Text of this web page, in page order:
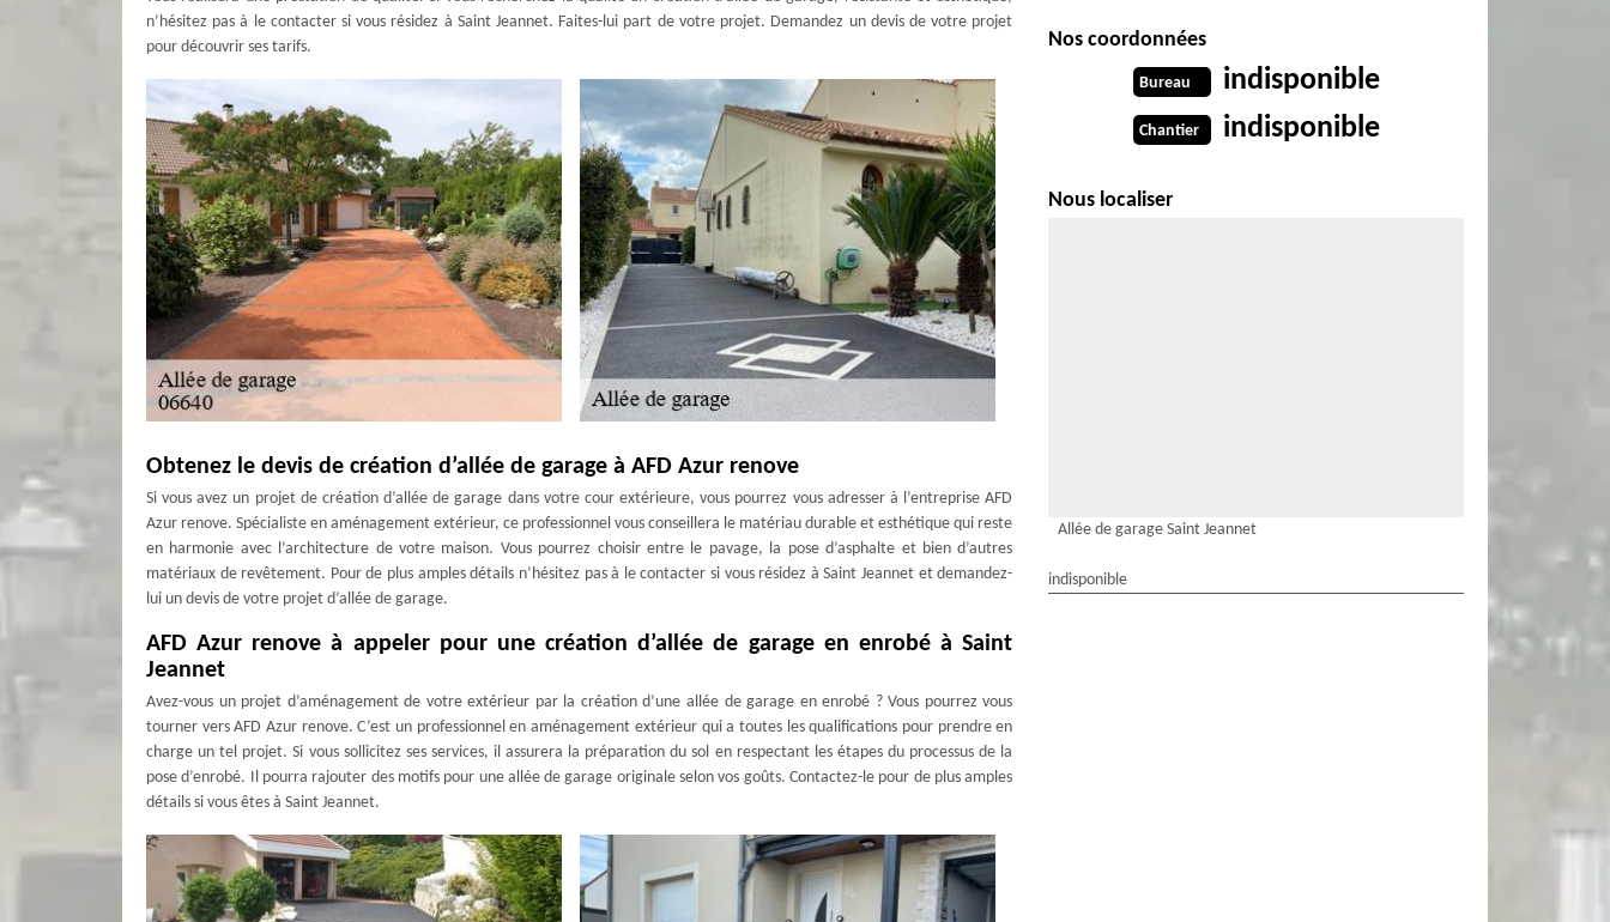
n’hésitez pas à le contacter si vous résidez à Saint Jeannet. Faites-lui part de votre projet. Demandez un devis de votre projet
pour découvrir ses tarifs.
Obtenez le devis de création d’allée de garage à AFD Azur renove
Si vous avez un projet de création d’allée de garage dans votre cour extérieure, vous pourrez vous adresser à l’entreprise AFD
Azur renove. Spécialiste en aménagement extérieur, ce professionnel vous conseillera le matériau durable et esthétique qui reste
en harmonie avec l’architecture de votre maison. Vous pourrez choisir entre le pavage, la pose d’asphalte et bien d’autres
matériaux de revêtement. Pour de plus amples détails n’hésitez pas à le contacter si vous résidez à Saint Jeannet et demandez-
lui un devis de votre projet d’allée de garage.
AFD Azur renove à appeler pour une création d’allée de garage en enrobé à Saint
Jeannet
Avez-vous un projet d’aménagement de votre extérieur par la création d’une allée de garage en enrobé ? Vous pourrez vous
tourner vers AFD Azur renove. C’est un professionnel en aménagement extérieur qui a toutes les qualifications pour prendre en
charge un tel projet. Si vous sollicitez ses services, il assurera la préparation du sol en respectant les étapes du processus de la
pose d’enrobé. Il pourra rajouter des motifs pour une allée de garage originale selon vos goûts. Contactez-le pour de plus amples
détails si vous êtes à Saint Jeannet.
Nos coordonnées
Bureau indisponible
Chantier indisponible
Nous localiser
Allée de garage Saint Jeannet
indisponible